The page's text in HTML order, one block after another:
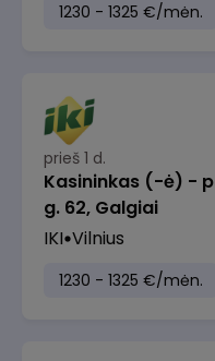
1230 - 1325 €/mėn.
prieš 1 d.
Kasininkas (-ė) -
g. 62, Galgiai
IKI Vilnius
1230 - 1325 €/mėn.